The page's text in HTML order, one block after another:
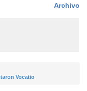
Archivo
Vocatio